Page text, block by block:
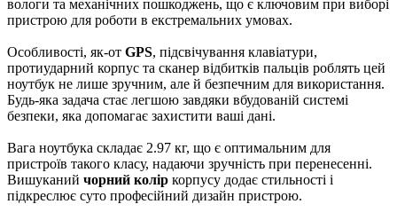
вологи та механічних пошкоджень, що є ключовим при виборі
пристрою для роботи в екстремальних умовах.
Особливості, як-от GPS, підсвічування клавіатури,
протиударний корпус та сканер відбитків пальців роблять цей
ноутбук не лише зручним, але й безпечним для використання.
Будь-яка задача стає легшою завдяки вбудованій системі
безпеки, яка допомагає захистити ваші дані.
Вага ноутбука складає 2.97 кг, що є оптимальним для
пристроїв такого класу, надаючи зручність при перенесенні.
Вишуканий чорний колір корпусу додає стильності і
підкреслює суто професійний дизайн пристрою.